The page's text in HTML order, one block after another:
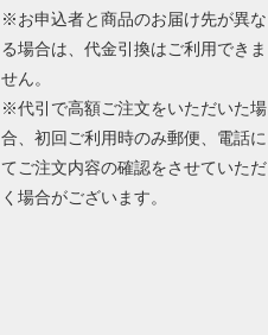
※お申込者と商品のお届け先が異な
る場合は、代金引換はご利用できま
せん。
※代引で高額ご注文をいただいた場
合、初回ご利用時のみ郵便、電話に
てご注文内容の確認をさせていただ
く場合がございます。